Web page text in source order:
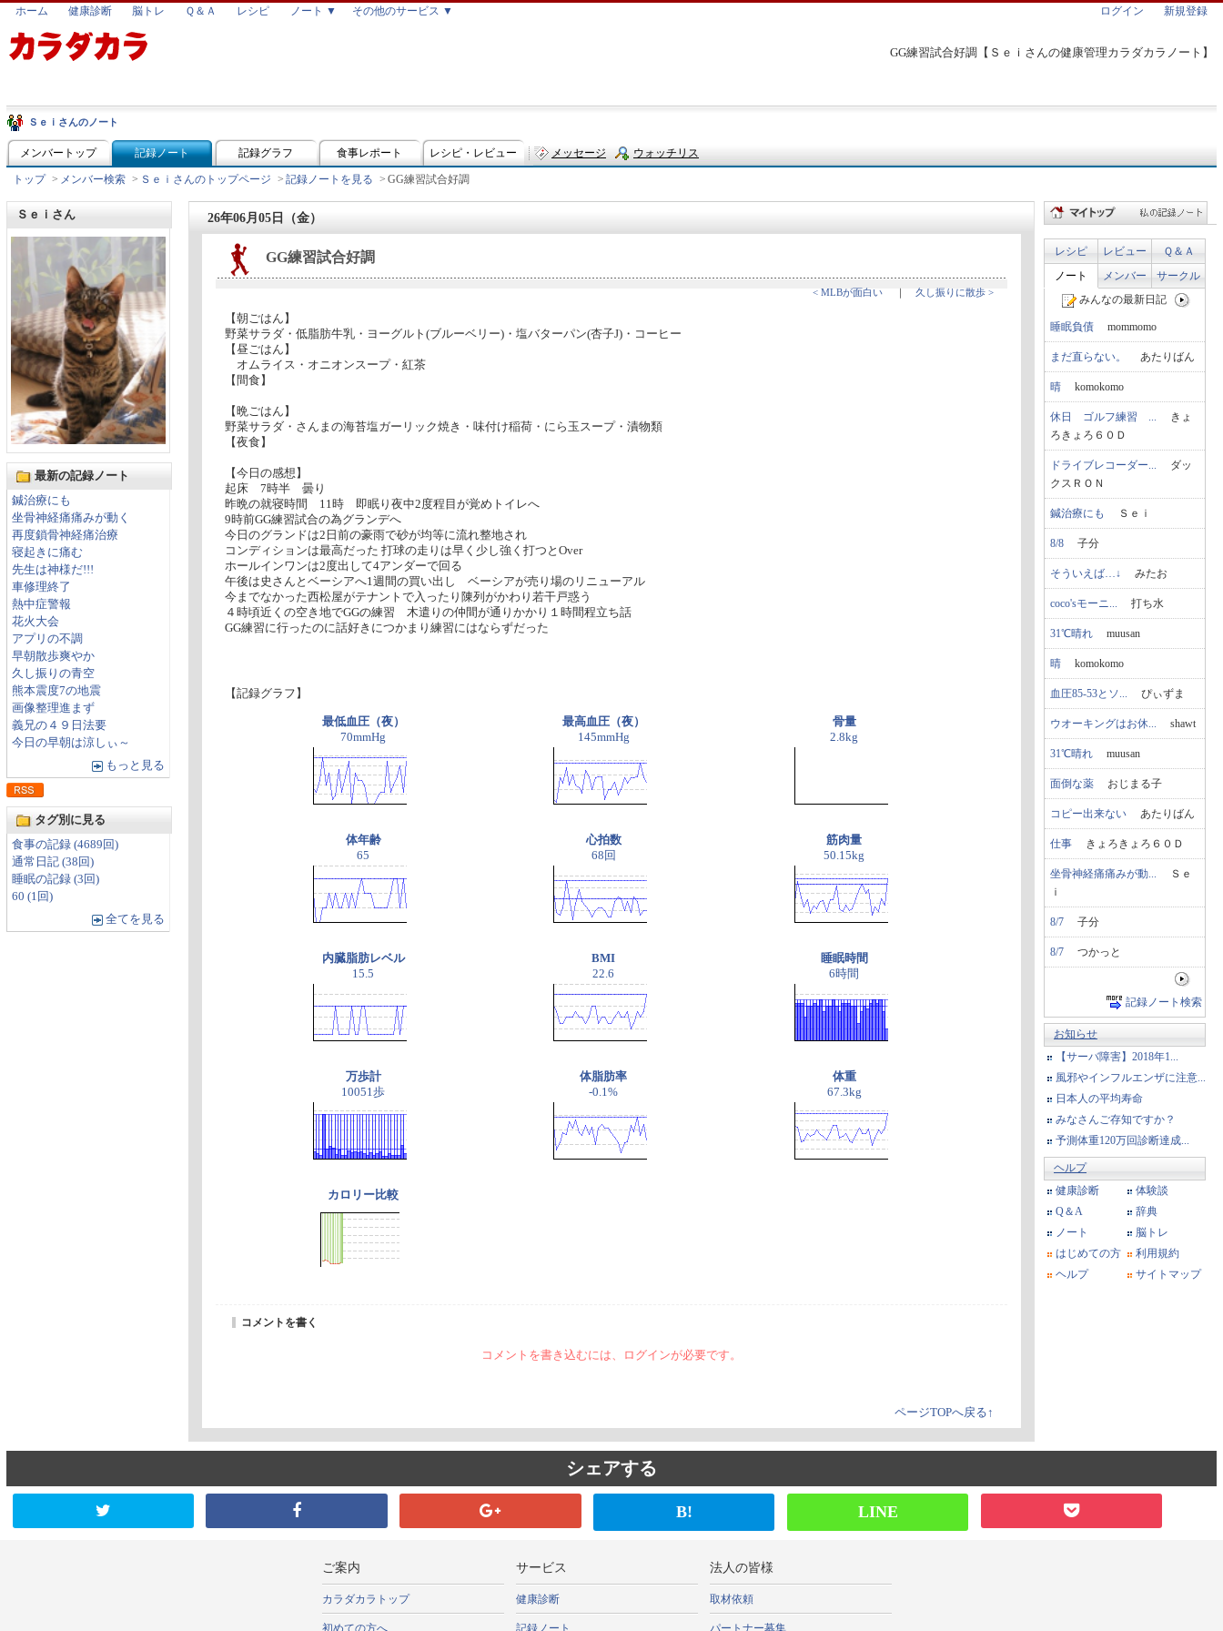
GG練習試合好調【Ｓｅｉさんの健康管理カラダカラノート】
ホーム 健康診断 脳トレ Ｑ＆Ａ レシピ ノート ▼ その他のサービス ▼ ログイン 新規登録
Ｓｅｉさんのノート
メンバートップ 記録ノート 記録グラフ 食事レポート レシピ・レビュー メッセージ ウォッチリス
トップ > メンバー検索 > Ｓｅｉさんのトップページ > 記録ノートを見る > GG練習試合好調
Ｓｅｉさん
最新の記録ノート
鍼治療にも
坐骨神経痛痛みが動く
再度鎖骨神経痛治療
寝起きに痛む
先生は神様だ!!!
車修理終了
熱中症警報
花火大会
アプリの不調
早朝散歩爽やか
久し振りの青空
熊本震度7の地震
画像整理進まず
義兄の４９日法要
今日の早朝は涼しぃ～
もっと見る
タグ別に見る
食事の記録 (4689回)
通常日記 (38回)
睡眠の記録 (3回)
60 (1回)
全てを見る
26年06月05日（金）
GG練習試合好調
< MLBが面白い ｜ 久し振りに散歩 >
【朝ごはん】
野菜サラダ・低脂肪牛乳・ヨーグルト(ブルーベリー)・塩バターパン(杏子J)・コーヒー
【昼ごはん】
オムライス・オニオンスープ・紅茶
【間食】
【晩ごはん】
野菜サラダ・さんまの海苔塩ガーリック焼き・味付け稲荷・にら玉スープ・漬物類
【夜食】
【今日の感想】
起床 7時半 曇り
昨晩の就寝時間 11時 即眠り夜中2度程目が覚めトイレへ
9時前GG練習試合の為グランデへ
今日のグランドは2日前の豪雨で砂が均等に流れ整地され
コンディションは最高だった 打球の走りは早く少し強く打つとOver
ホールインワンは2度出して4アンダーで回る
午後は史さんとベーシアへ1週間の買い出し ベーシアが売り場のリニューアル
今までなかった西松屋がテナントで入ったり陳列がかわり若干戸惑う
４時頃近くの空き地でGGの練習 木遣りの仲間が通りかかり１時間程立ち話
GG練習に行ったのに話好きにつかまり練習にはならずだった
【記録グラフ】
最低血圧（夜）
70mmHg
最高血圧（夜）
145mmHg
骨量
2.8kg
体年齢
65
心拍数
68回
筋肉量
50.15kg
内臓脂肪レベル
15.5
BMI
22.6
睡眠時間
6時間
万歩計
10051歩
体脂肪率
-0.1%
体重
67.3kg
カロリー比較
コメントを書く
コメントを書き込むには、ログインが必要です。
ページTOPへ戻る↑
レシピ レビュー
Ｑ＆Ａ
ノート
メンバー
サークル
みんなの最新日記
睡眠負債 mommomo
まだ直らない。 あたりばん
晴 komokomo
休日 ゴルフ練習 ... きょ
ろきょろ６０Ｄ
ドライブレコーダー... ダッ
クスＲＯＮ
鍼治療にも Ｓｅｉ
8/8 子分
そういえば…↓ みたお
coco'sモーニ... 打ち水
31℃晴れ muusan
晴 komokomo
血圧85-53とソ... ぴぃずま
ウオーキングはお休... shawt
31℃晴れ muusan
面倒な薬 おじまる子
コピー出来ない あたりばん
仕事 きょろきょろ６０Ｄ
坐骨神経痛痛みが動... Ｓｅ
ｉ
8/7 子分
8/7 つかっと
記録ノート検索
お知らせ
【サーバ障害】2018年1...
風邪やインフルエンザに注意...
日本人の平均寿命
みなさんご存知ですか？
予測体重120万回診断達成...
ヘルプ
健康診断
体験談
Q＆A
辞典
ノート
脳トレ
はじめての方
利用規約
ヘルプ
サイトマップ
シェアする
B! LINE
ご案内
カラダカラトップ
初めての方へ
サービス
健康診断
記録ノート
法人の皆様
取材依頼
パートナー募集